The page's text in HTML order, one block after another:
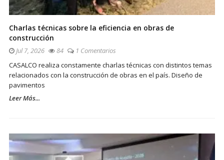
Charlas técnicas sobre la eficiencia en obras de
construcción
Jul 7, 2026 84
1 Comentarios
CASALCO realiza constamente charlas técnicas con distintos temas
relacionados con la construcción de obras en el país. Diseño de
pavimentos
Leer Más...